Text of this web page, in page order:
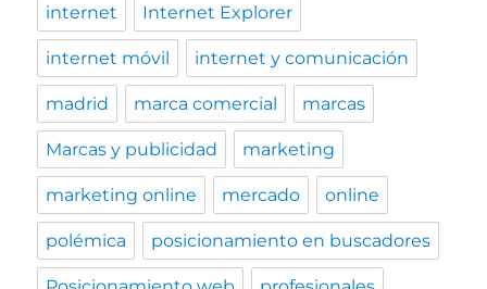
internet Internet Explorer
internet móvil internet y comunicación
madrid marca comercial marcas
Marcas y publicidad marketing
marketing online mercado online
polémica posicionamiento en buscadores